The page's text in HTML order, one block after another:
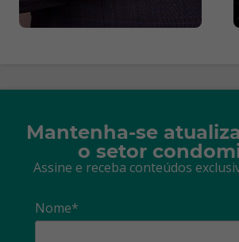
Mantenha-se
o setor
Assine e receba conteúdos
Nome*